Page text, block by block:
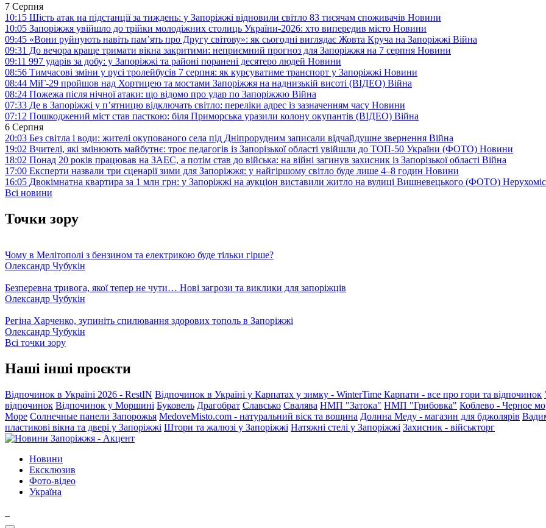
7 Серпня
10:15 Шість атак на підстанції за тиждень: у Запоріжжі відновили світло 83 тисячам споживачів Новини
10:05 Запоріжжя увійшло до трійки молодіжних столиць України-2026: хто випередив місто Новини
09:45 «Вони руйнують навіть пам’ять про Другу світову»: як сьогодні виглядає Жовта Круча на Запоріжжі Війна
09:31 До вечора краще тримати вікна закритими: неприємний прогноз для Запоріжжя на 7 серпня Новини
09:11 997 ударів за добу: у Запоріжжі та районі поранені десятеро людей Новини
08:56 Тимчасові зміни у русі тролейбусів 7 серпня: як курсуватиме транспорт у Запоріжжі Новини
08:44 МіГ-29 пройшов над Хортицею та мостами Запоріжжя на наднизькій висоті (ВІДЕО) Війна
08:24 Пожежа після нічної атаки: що відомо про удар по Запоріжжю Війна
07:33 Де в Запоріжжі у п’ятницю відключать світло: переліки адрес із зазначенням часу Новини
07:12 Пошкоджений міст став пасткою: біля Приморська уразили колону окупантів (ВІДЕО) Війна
6 Серпня
20:03 Без світла і води: жителі окупованого села під Дніпрорудним записали відчайдушне звернення Війна
19:02 Вчителі, які змінюють майбутнє: троє педагогів із Запорізької області увійшли до ТОП-50 України (ФОТО) Новини
18:02 Понад 20 років працював на ЗАЕС, а потім став до війська: на війні загинув захисник із Запорізької області Війна
17:00 Експерти назвали три сценарії зими для Запоріжжя: у найгіршому світло буде лише 4–8 годин Новини
16:05 Двокімнатна квартира за 1 млн грн: у Запоріжжі на аукціон виставили житло на вулиці Вишневецького (ФОТО)
Всі новини
Точки зору
Чому в Мелітополі з бензином та електрикою буде тільки гірше?
Олександр Чубукін
Безперевна тривога, якої тепер не чути… Нові загрози та виклики для запоріжців
Олександр Чубукін
Регіна Харченко, зупиніть спилювання здорових тополь в Запоріжжі
Олександр Чубукін
Всі точки зору
Наші інші проєкти
Відпочинок в Україні 2026 - RestIN Відпочинок в Україні у Карпатах у зимку - WinterTime Карпати - все про гори та відпочинок
відпочинок Відпочинок у Моршині Буковель Драгобрат Славсько Свалява НМП "Затока" НМП "Грибовка" Коблево - Черное
Море Солнечные панели Запорожья MedoveMisto.com - натуральний віск та вощина Долина Меду - магазин для бджолярів
пластикові вікна та двері у Запоріжжі Штори та жалюзі у Запоріжжі Натяжні стелі у Запоріжжі Захисник - військторг
Новини
Ексклюзив
Фото-відео
Україна